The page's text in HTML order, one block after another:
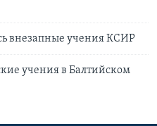
внезапные учения КСИР
учения в Балтийском